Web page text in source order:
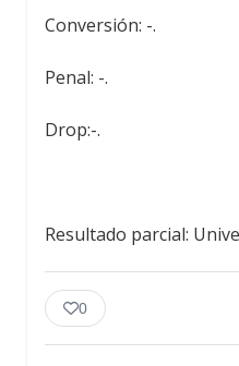
Conversión: -.
Penal: -.
Drop:-.
Resultado parcial:
0